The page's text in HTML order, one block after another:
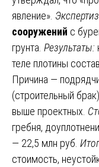
явление».
сооружений с
грунта. Результаты:
теле плотины
Причина —
(строительный
выше проектных.
гребня,
— 22,5 млн руб.
стоимость,